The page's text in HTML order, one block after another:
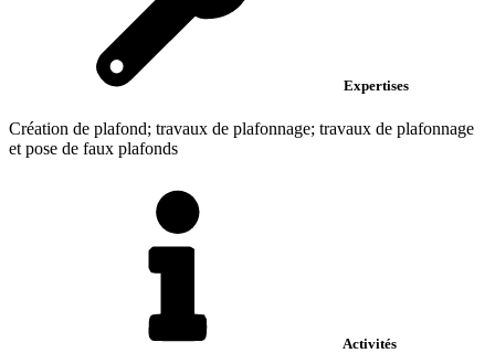
Expertises
Création de plafond; travaux de plafonnage; travaux de plafonnage
et pose de faux plafonds
Activités